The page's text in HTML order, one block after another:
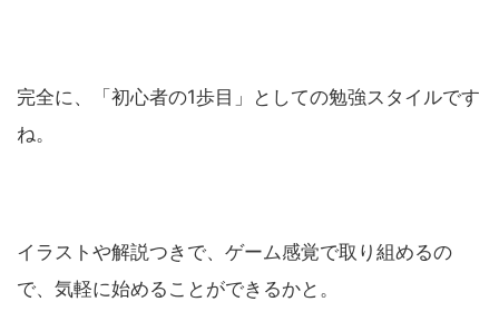
完全に、「初心者の1歩目」としての勉強スタイルです
ね。
イラストや解説つきで、ゲーム感覚で取り組めるの
で、気軽に始めることができるかと。